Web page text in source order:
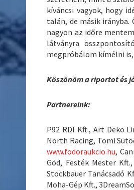
kíváncsi vagyok, hogy
talán, de másik
nagyon az időre
látványra
megpróbálom kímélni
Köszönöm a riportot és
Partnereink:
P92 RDI Kft., Art Deko
North Racing, Tomi
www.fodoraukcio.hu,
Göd, Festék Mester
Stockbauer Tanácsadó
Moha-Gép Kft.,